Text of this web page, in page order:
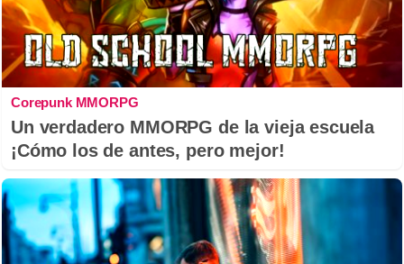
Corepunk MMORPG
Un verdadero MMORPG de la vieja escuela
¡Cómo los de antes, pero mejor!